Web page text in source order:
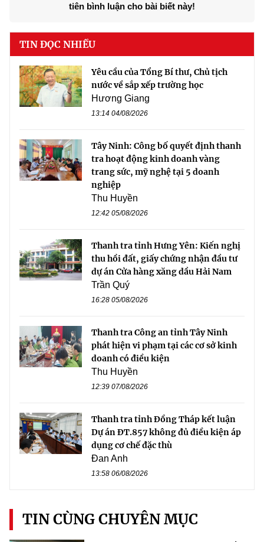
tiên bình luận cho bài biết này!
TIN ĐỌC NHIỀU
Yêu cầu của Tổng Bí thư, Chủ tịch
nước về sắp xếp trường học
Hương Giang
13:14 04/08/2026
Tây Ninh: Công bố quyết định thanh
tra hoạt động kinh doanh vàng
trang sức, mỹ nghệ tại 5 doanh
nghiệp
Thu Huyền
12:42 05/08/2026
Thanh tra tỉnh Hưng Yên: Kiến nghị
thu hồi đất, giấy chứng nhận đầu tư
dự án Cửa hàng xăng dầu Hải Nam
Trần Quý
16:28 05/08/2026
Thanh tra Công an tỉnh Tây Ninh
phát hiện vi phạm tại các cơ sở kinh
doanh có điều kiện
Thu Huyền
12:39 07/08/2026
Thanh tra tỉnh Đồng Tháp kết luận
Dự án ĐT.857 không đủ điều kiện áp
dụng cơ chế đặc thù
Đan Anh
13:58 06/08/2026
TIN CÙNG CHUYÊN MỤC